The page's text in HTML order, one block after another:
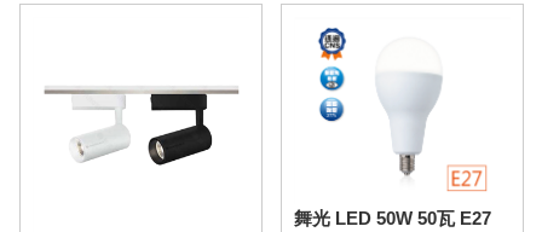
舞光 LED 50W 50瓦 E27